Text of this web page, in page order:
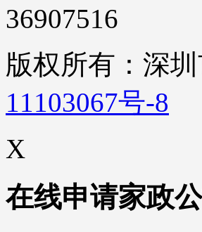
36907516
版权所有：深
11103067号-8
X
在线申请家政